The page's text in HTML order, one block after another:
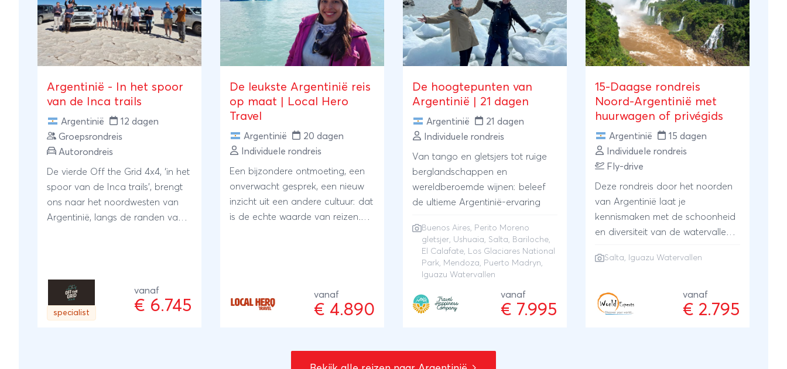
Argentinië - In het spoor
van de Inca trails
Argentinië
12 dagen
Groepsrondreis
Autorondreis
De vierde Off the Grid 4x4, ‘in het
spoor van de Inca trails’, brengt
ons naar het noordwesten van
Argentinië, langs de randen van
specialist
vanaf
€ 6.745
De leukste Argentinië reis
op maat | Local Hero
Travel
Argentinië
20 dagen
Individuele rondreis
Een bijzondere ontmoeting, een
onverwacht gesprek, een nieuw
inzicht uit een andere cultuur: dat
is de echte waarde van reizen.
kennis regelen zij je reis:
kleinschalig en lokaal. Bijzonder
vanaf
€ 4.890
De hoogtepunten van
Argentinië | 21 dagen
Argentinië
21 dagen
Individuele rondreis
Van tango en gletsjers tot ruige
berglandschappen en
wereldberoemde wijnen: beleef
de ultieme Argentinië-ervaring
Buenos Aires, Perito Moreno
gletsjer, Ushuaia, Salta, Bariloche,
El Calafate, Los Glaciares National
Park, Mendoza, Puerto Madryn,
Iguazu Watervallen
vanaf
€ 7.995
15-Daagse rondreis
Noord-Argentinië met
huurwagen of privégids
Argentinië
15 dagen
Individuele rondreis
Fly-drive
Deze rondreis door het noorden
van Argentinië laat je
kennismaken met de schoonheid
en diversiteit van de watervallen
mag tijdens deze reis naar
gastronomie, kleurrijke canyons
maar ook authentieke dorpjes
Salta, Iguazu Watervallen
vanaf
€ 2.795